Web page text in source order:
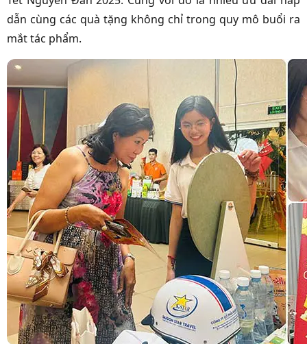
dẫn cùng các quà tặng không chỉ trong quy mô buổi ra
mắt tác phẩm.